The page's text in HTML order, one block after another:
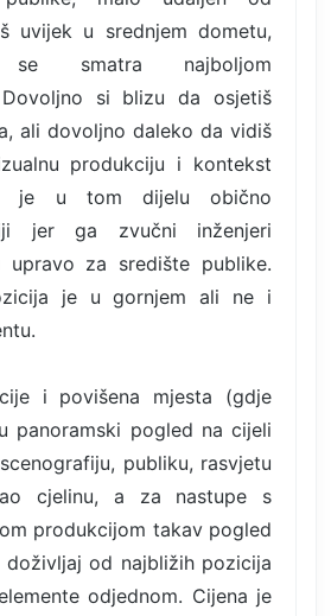
uvijek u srednjem dometu,
se smatra najboljom
Dovoljno si blizu da osjetiš
ali dovoljno daleko da vidiš
produkciju i kontekst
je u tom dijelu obično
jer ga zvučni inženjeri
upravo za središte publike.
je u gornjem ali ne i
i povišena mjesta (gdje
panoramski pogled na cijeli
publiku, rasvjetu
cjelinu, a za nastupe s
produkcijom takav pogled
od najbližih pozicija
odjednom. Cijena je